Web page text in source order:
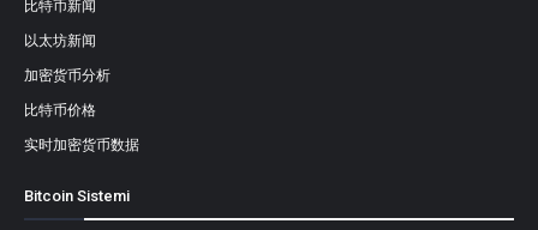
比特币新闻
以太坊新闻
加密货币分析
比特币价格
实时加密货币数据
Bitcoin Sistemi